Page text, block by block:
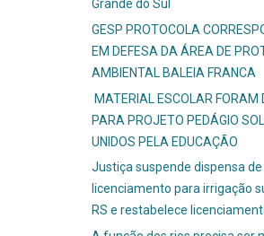
Grande do Sul
GESP PROTOCOLA
EM DEFESA DA ÁREA DE
AMBIENTAL BALEIA FRANCA
MATERIAL ESCOLAR FORAM
PARA PROJETO PEDÁGIO
UNIDOS PELA EDUCAÇÃO
Justiça suspende dispensa de
licenciamento para irrigação
RS e restabelece